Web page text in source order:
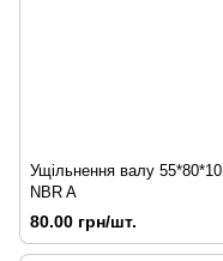
Ущільнення валу 55*80*10
NBR A
80.00 грн/шт.